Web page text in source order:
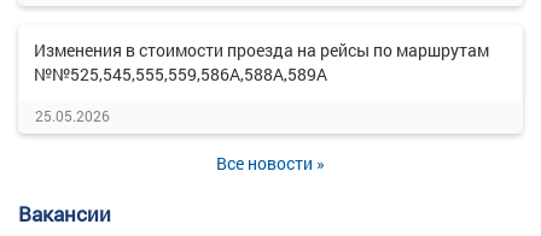
Изменения в стоимости проезда на рейсы по маршрутам
№№525,545,555,559,586А,588А,589А
25.05.2026
Все новости »
Вакансии